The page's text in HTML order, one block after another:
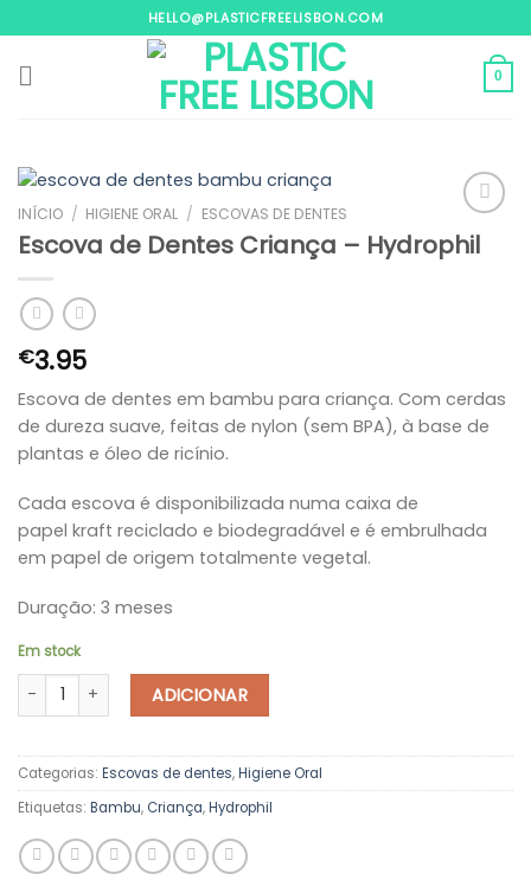
to
content
HELLO@PLASTICFREELISBON.COM
0
INÍCIO / HIGIENE ORAL / ESCOVAS DE DENTES
Escova de Dentes Criança – Hydrophil
€3.95
Escova de dentes em bambu para criança. Com cerdas
de dureza suave, feitas de nylon (sem BPA), à base de
plantas e óleo de ricínio.
Cada escova é disponibilizada numa caixa de
papel kraft reciclado e biodegradável e é embrulhada
em papel de origem totalmente vegetal.
Duração: 3 meses
Em stock
Quantidade de Escova de Dentes Criança - Hydrophil
ADICIONAR
Categorias: Escovas de dentes,Higiene Oral
Etiquetas: Bambu, Criança,Hydrophil